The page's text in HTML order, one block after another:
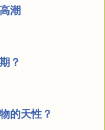
潮
？
的天性？